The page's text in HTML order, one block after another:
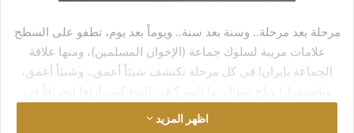
مرحلة بعد مرحلة.. وسنة بعد سنة.. ويوماً بعد يوم، تطفو على السطح
علامات مريبة لسلوك جماعة (الإخوان المسلمين)، ومنها علاقة
الجماعة بإيران! في كل مرحلة نكتشف شيئاً أعمق.. وشيئاً أعمق،
المنهج. ثم توالت الأحداث لتنفرج عن أمور تُجبرك على أن تنزل في
اظهر المزيد